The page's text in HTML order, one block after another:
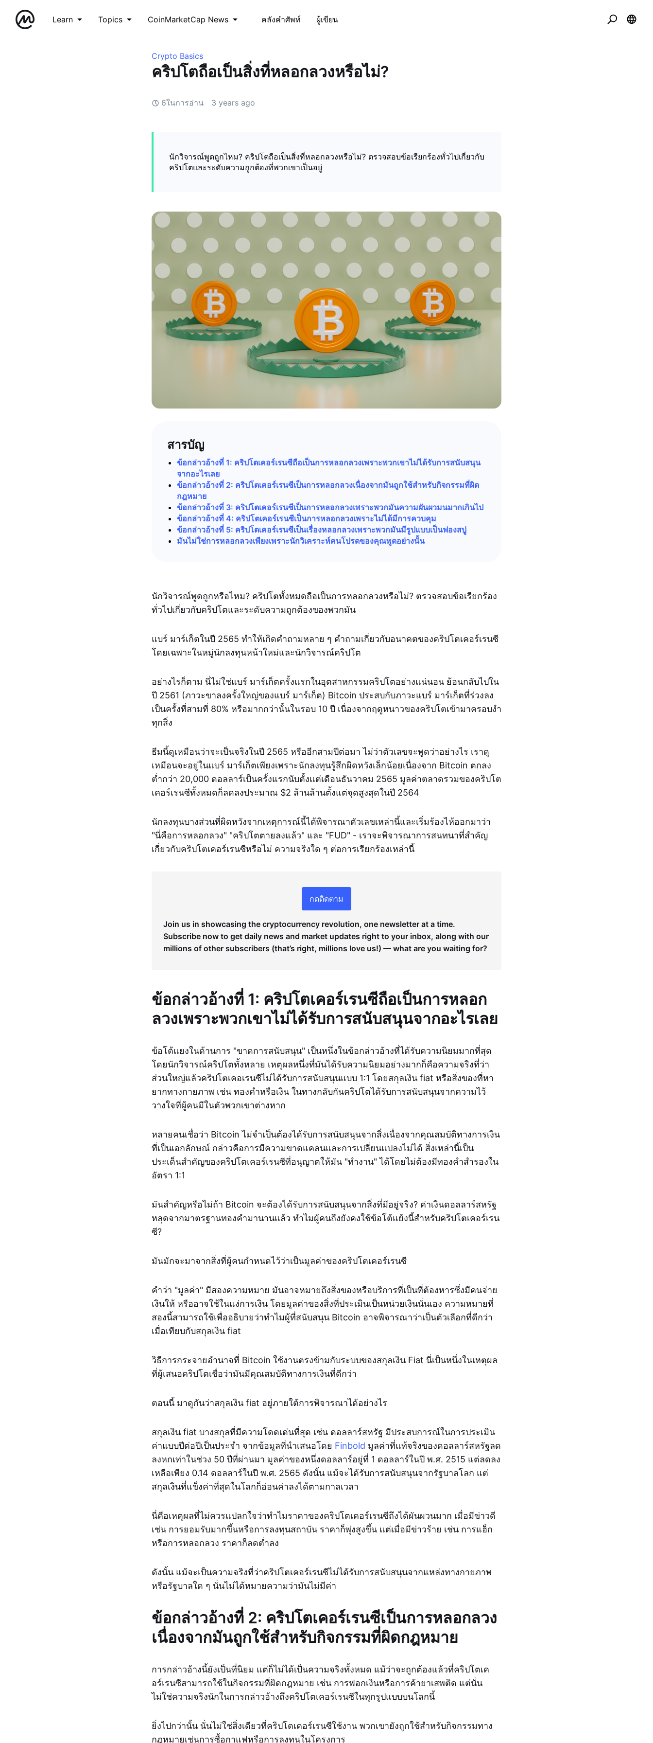
Learn Topics CoinMarketCap News คลังคำศัพท์ ผู้เขียน
Crypto Basics
คริปโตถือเป็นสิ่งที่หลอกลวงหรือไม่?
6ในการอ่าน 3 years ago
นักวิจารณ์พูดถูกไหม? คริปโตถือเป็นสิ่งที่หลอกลวงหรือไม่? ตรวจสอบข้อเรียกร้องทั่วไปเกี่ยวกับ
คริปโตและระดับความถูกต้องที่พวกเขาเป็นอยู่
สารบัญ
ข้อกล่าวอ้างที่ 1: คริปโตเคอร์เรนซีถือเป็นการหลอกลวงเพราะพวกเขาไม่ได้รับการสนับสนุน
จากอะไรเลย
ข้อกล่าวอ้างที่ 2: คริปโตเคอร์เรนซีเป็นการหลอกลวงเนื่องจากมันถูกใช้สำหรับกิจกรรมที่ผิด
กฎหมาย
ข้อกล่าวอ้างที่ 3: คริปโตเคอร์เรนซีเป็นการหลอกลวงเพราะพวกมันความผันผวมนมากเกินไป
ข้อกล่าวอ้างที่ 4: คริปโตเคอร์เรนซีเป็นการหลอกลวงเพราะไม่ได้มีการควบคุม
ข้อกล่าวอ้างที่ 5: คริปโตเคอร์เรนซีเป็นเรื่องหลอกลวงเพราะพวกมันมีรูปแบบเป็นฟองสบู่
มันไม่ใช่การหลอกลวงเพียงเพราะนักวิเคราะห์คนโปรดของคุณพูดอย่างนั้น
นักวิจารณ์พูดถูกหรือไหม? คริปโตทั้งหมดถือเป็นการหลอกลวงหรือไม่? ตรวจสอบข้อเรียกร้อง
ทั่วไปเกี่ยวกับคริปโตและระดับความถูกต้องของพวกมัน
แบร์ มาร์เก็ตในปี 2565 ทำให้เกิดคำถามหลาย ๆ คำถามเกี่ยวกับอนาคตของคริปโตเคอร์เรนซี
โดยเฉพาะในหมู่นักลงทุนหน้าใหม่และนักวิจารณ์คริปโต
อย่างไรก็ตาม นี่ไม่ใช่แบร์ มาร์เก็ตครั้งแรกในอุตสาหกรรมคริปโตอย่างแน่นอน ย้อนกลับไปใน
ปี 2561 (ภาวะขาลงครั้งใหญ่ของแบร์ มาร์เก็ต) Bitcoin ประสบกับภาวะแบร์ มาร์เก็ตที่ร่วงลง
เป็นครั้งที่สามที่ 80% หรือมากกว่านั้นในรอบ 10 ปี เนื่องจากฤดูหนาวของคริปโตเข้ามาครอบงำ
ทุกสิ่ง
ธีมนี้ดูเหมือนว่าจะเป็นจริงในปี 2565 หรืออีกสามปีต่อมา ไม่ว่าตัวเลขจะพูดว่าอย่างไร เราดู
เหมือนจะอยู่ในแบร์ มาร์เก็ตเพียงเพราะนักลงทุนรู้สึกผิดหวังเล็กน้อยเนื่องจาก Bitcoin ตกลง
ต่ำกว่า 20,000 ดอลลาร์เป็นครั้งแรกนับตั้งแต่เดือนธันวาคม 2565 มูลค่าตลาดรวมของคริปโต
เคอร์เรนซีทั้งหมดก็ลดลงประมาณ $2 ล้านล้านตั้งแต่จุดสูงสุดในปี 2564
นักลงทุนบางส่วนที่ผิดหวังจากเหตุการณ์นี้ได้พิจารณาตัวเลขเหล่านี้และเริ่มร้องไห้ออกมาว่า
"นี่คือการหลอกลวง" "คริปโตตายลงแล้ว" และ "FUD" - เราจะพิจารณาการสนทนาที่สำคัญ
เกี่ยวกับคริปโตเคอร์เรนซีหรือไม่ ความจริงใด ๆ ต่อการเรียกร้องเหล่านี้
กดติดตาม
Join us in showcasing the cryptocurrency revolution, one newsletter at a time.
Subscribe now to get daily news and market updates right to your inbox, along with our
millions of other subscribers (that’s right, millions love us!) — what are you waiting for?
ข้อกล่าวอ้างที่ 1: คริปโตเคอร์เรนซีถือเป็นการหลอก
ลวงเพราะพวกเขาไม่ได้รับการสนับสนุนจากอะไรเลย
ข้อโต้แยงในด้านการ "ขาดการสนับสนุน" เป็นหนึ่งในข้อกล่าวอ้างที่ได้รับความนิยมมากที่สุด
โดยนักวิจารณ์คริปโตทั้งหลาย เหตุผลหนึ่งที่มันได้รับความนิยมอย่างมากก็คือความจริงที่ว่า
ส่วนใหญ่แล้วคริปโตเคอเรนซีไม่ได้รับการสนับสนุนแบบ 1:1 โดยสกุลเงิน fiat หรือสิ่งของที่หา
ยากทางกายภาพ เช่น ทองคำหรือเงิน ในทางกลับกันคริปโตได้รับการสนับสนุนจากความไว้
วางใจที่ผู้คนมีในตัวพวกเขาต่างหาก
หลายคนเชื่อว่า Bitcoin ไม่จำเป็นต้องได้รับการสนับสนุนจากสิ่งเนื่องจากคุณสมบัติทางการเงิน
ที่เป็นเอกลักษณ์ กล่าวคือการมีความขาดแคลนและการเปลี่ยนแปลงไม่ได้ สิ่งเหล่านี้เป็น
ประเด็นสำคัญของคริปโตเคอร์เรนซีที่อนุญาตให้มัน "ทำงาน" ได้โดยไม่ต้องมีทองคำสำรองใน
อัตรา 1:1
มันสำคัญหรือไม่ถ้า Bitcoin จะต้องได้รับการสนับสนุนจากสิ่งที่มีอยู่จริง? ค่าเงินดอลลาร์สหรัฐ
หลุดจากมาตรฐานทองคำมานานแล้ว ทำไมผู้คนถึงยังคงใช้ข้อโต้แย้งนี้สำหรับคริปโตเคอร์เรน
ซี?
มันมักจะมาจากสิ่งที่ผู้คนกำหนดไว้ว่าเป็นมูลค่าของคริปโตเคอร์เรนซี
คำว่า "มูลค่า" มีสองความหมาย มันอาจหมายถึงสิ่งของหรือบริการที่เป็นที่ต้องหารซึ่งมีคนจ่าย
เงินให้ หรืออาจใช้ในแง่การเงิน โดยมูลค่าของสิ่งที่ประเมินเป็นหน่วยเงินนั่นเอง ความหมายที่
สองนี้สามารถใช้เพื่ออธิบายว่าทำไมผู้ที่สนับสนุน Bitcoin อาจพิจารณาว่าเป็นตัวเลือกที่ดีกว่า
เมื่อเทียบกับสกุลเงิน fiat
วิธีการกระจายอำนาจที่ Bitcoin ใช้งานตรงข้ามกับระบบของสกุลเงิน Fiat นี่เป็นหนึ่งในเหตุผล
ที่ผู้เสนอคริปโตเชื่อว่ามันมีคุณสมบัติทางการเงินที่ดีกว่า
ตอนนี้ มาดูกันว่าสกุลเงิน fiat อยู่ภายใต้การพิจารณาได้อย่างไร
สกุลเงิน fiat บางสกุลที่มีความโดดเด่นที่สุด เช่น ดอลลาร์สหรัฐ มีประสบการณ์ในการประเมิน
ค่าแบบปีต่อปีเป็นประจำ จากข้อมูลที่นำเสนอโดย Finbold มูลค่าที่แท้จริงของดอลลาร์สหรัฐลด
ลงหกเท่าในช่วง 50 ปีที่ผ่านมา มูลค่าของหนึ่งดอลลาร์อยู่ที่ 1 ดอลลาร์ในปี พ.ศ. 2515 แต่ลดลง
เหลือเพียง 0.14 ดอลลาร์ในปี พ.ศ. 2565 ดังนั้น แม้จะได้รับการสนับสนุนจากรัฐบาลโลก แต่
สกุลเงินที่แข็งค่าที่สุดในโลกก็อ่อนค่าลงได้ตามกาลเวลา
นี่คือเหตุผลที่ไม่ควรแปลกใจว่าทำไมราคาของคริปโตเคอร์เรนซีถึงได้ผันผวนมาก เมื่อมีข่าวดี
เช่น การยอมรับมากขึ้นหรือการลงทุนสถาบัน ราคาก็พุ่งสูงขึ้น แต่เมื่อมีข่าวร้าย เช่น การแฮ็ก
หรือการหลอกลวง ราคาก็ลดต่ำลง
ดังนั้น แม้จะเป็นความจริงที่ว่าคริปโตเคอร์เรนซีไม่ได้รับการสนับสนุนจากแหล่งทางกายภาพ
หรือรัฐบาลใด ๆ นั่นไม่ได้หมายความว่ามันไม่มีค่า
ข้อกล่าวอ้างที่ 2: คริปโตเคอร์เรนซีเป็นการหลอกลวง
เนื่องจากมันถูกใช้สำหรับกิจกรรมที่ผิดกฎหมาย
การกล่าวอ้างนี้ยังเป็นที่นิยม แต่ก็ไม่ได้เป็นความจริงทั้งหมด แม้ว่าจะถูกต้องแล้วที่คริปโตเค
อร์เรนซีสามารถใช้ในกิจกรรมที่ผิดกฎหมาย เช่น การฟอกเงินหรือการค้ายาเสพติด แต่นั่น
ไม่ใช่ความจริงนักในการกล่าวอ้างถึงคริปโตเคอร์เรนซีในทุกรูปแบบบนโลกนี้
ยิ่งไปกว่านั้น นั่นไม่ใช่สิ่งเดียวที่คริปโตเคอร์เรนซีใช้งาน พวกเขายังถูกใช้สำหรับกิจกรรมทาง
กฎหมายเช่นการซื้อกาแฟหรือการลงทุนในโครงการ